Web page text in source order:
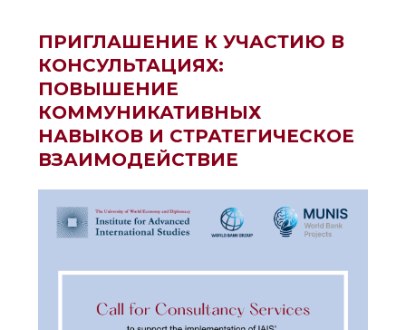
ПРИГЛАШЕНИЕ К УЧАСТИЮ В
КОНСУЛЬТАЦИЯХ:
ПОВЫШЕНИЕ
КОММУНИКАТИВНЫХ
НАВЫКОВ И СТРАТЕГИЧЕСКОЕ
ВЗАИМОДЕЙСТВИЕ